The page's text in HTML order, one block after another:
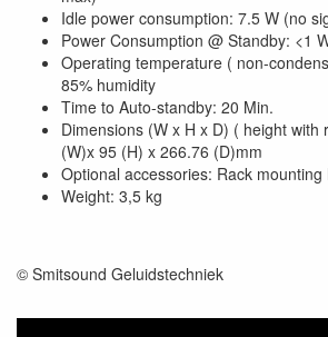
Idle power consumption: 7.5 W (no
Power Consumption @ Standby: <1
Operating temperature ( non-
85% humidity
Time to Auto-standby: 20 Min.
Dimensions (W x H x D) ( height with
(W)x 95 (H) x 266.76 (D)mm
Optional accessories: Rack
Weight: 3,5 kg
© Smitsound Geluidstechniek